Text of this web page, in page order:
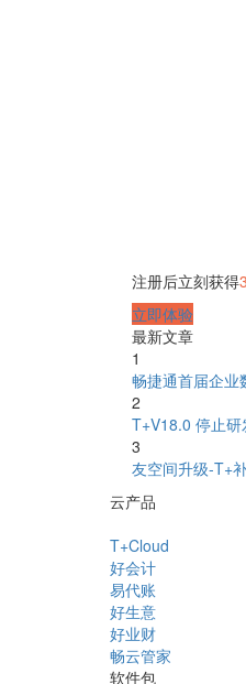
注册后立刻获得
立即体验
最新文章
1
畅捷通首届企业
2
T+V18.0 停止研
3
友空间升级-T+
云产品
T+Cloud
好会计
易代账
好生意
好业财
畅云管家
软件包